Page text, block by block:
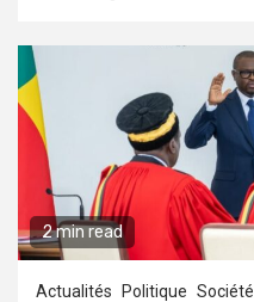
2 min read
Actualités Politique Société